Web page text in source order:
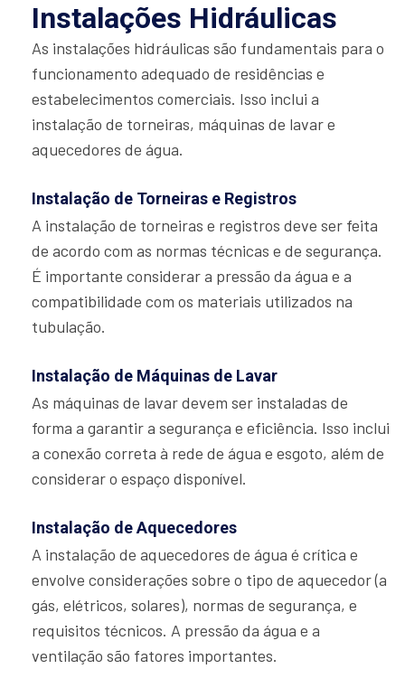
Instalações Hidráulicas
As instalações hidráulicas são fundamentais para o
funcionamento adequado de residências e
estabelecimentos comerciais. Isso inclui a
instalação de torneiras, máquinas de lavar e
aquecedores de água.
Instalação de Torneiras e Registros
A instalação de torneiras e registros deve ser feita
de acordo com as normas técnicas e de segurança.
É importante considerar a pressão da água e a
compatibilidade com os materiais utilizados na
tubulação.
Instalação de Máquinas de Lavar
As máquinas de lavar devem ser instaladas de
forma a garantir a segurança e eficiência. Isso inclui
a conexão correta à rede de água e esgoto, além de
considerar o espaço disponível.
Instalação de Aquecedores
A instalação de aquecedores de água é crítica e
envolve considerações sobre o tipo de aquecedor (a
gás, elétricos, solares), normas de segurança, e
requisitos técnicos. A pressão da água e a
ventilação são fatores importantes.